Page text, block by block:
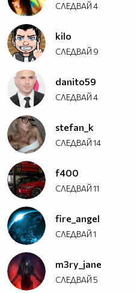
СЛЕДВАЙ4
kilo
СЛЕДВАЙ 9
danito59
СЛЕДВАЙ4
stefan_k
СЛЕДВАЙ14
f400
СЛЕДВАЙ11
fire_angel
СЛЕДВАЙ1
m3ry_jane
СЛЕДВАЙ5